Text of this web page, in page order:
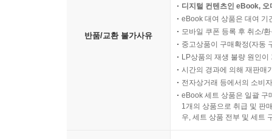
반품/교환 불가사유
디지털 컨텐츠인 eBook,
eBook 대여 상품은 대여 기
모바일 쿠폰 등록 후 취소/
중고상품이 구매확정(자동
LP상품의 재생 불량 원인
시간의 경과에 의해 재판매
전자상거래 등에서의 소비
eBook 세트 상품은 일괄 구
1개의 상품으로 취급 및 판
우, 세트 상품 전부 및 세트